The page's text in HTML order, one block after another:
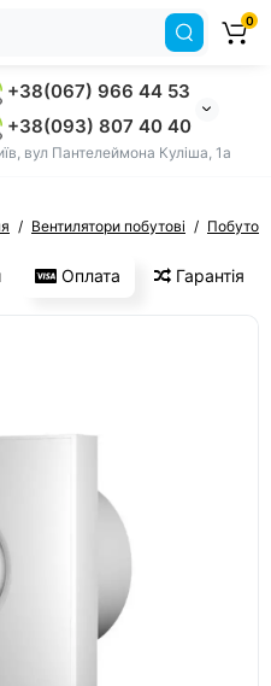
+38(067) 966 44 53
+38(093) 807 40 40
вул Пантелеймона Куліша, 1а
0
Вентилятори побутові
Оплата Гарантія